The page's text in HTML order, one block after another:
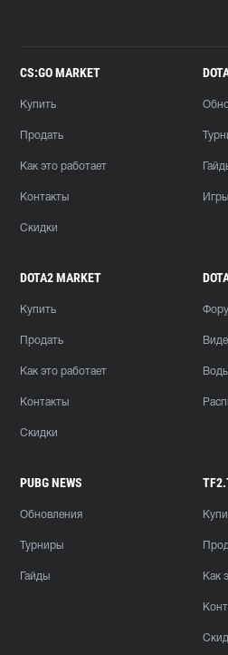
CS:GO MARKET
Купить
Продать
Как это работает
Контакты
Скидки
Игры
DOTA2 MARKET
Купить
Продать
Как это работает
Контакты
Скидки
PUBG NEWS
Обновления
Турниры
Гайды Как